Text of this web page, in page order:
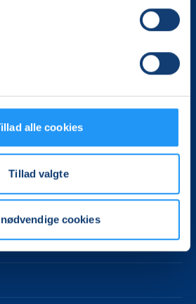
alle cookies
Tillad valgte
cookies